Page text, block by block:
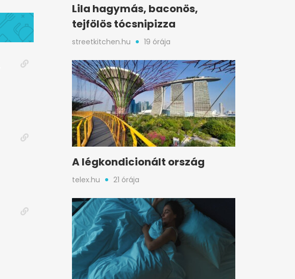
Lila hagymás, baconös,
tejfölös tócsnipizza
streetkitchen.hu 19 órája
A légkondicionált ország
telex.hu 21 órája